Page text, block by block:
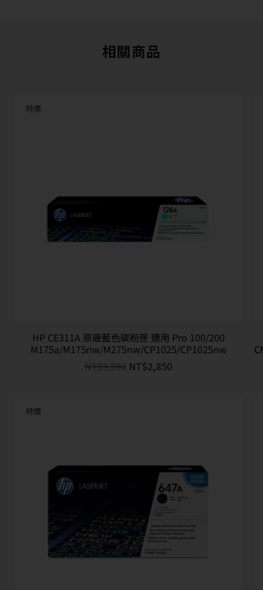
相關商品
特價
HP CE311A 原廠藍色碳粉匣 適用 Pro 100/200
M175a/M175nw/M275nw/CP1025/CP1025nw
NT$3,590 NT$2,850
特價